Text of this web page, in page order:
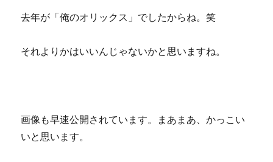
去年が「俺のオリックス」でしたからね。笑
それよりかはいいんじゃないかと思いますね。
画像も早速公開されています。まあまあ、かっこい
いと思います。